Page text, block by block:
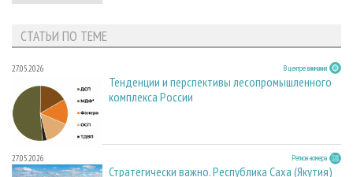
СТАТЬИ ПО ТЕМЕ
27.05.2026 В центре внимания
Тенденции и перспективы лесопромышленного
комплекса России
27.05.2026 Регион номера
Стратегически важно. Республика Саха (Якутия)